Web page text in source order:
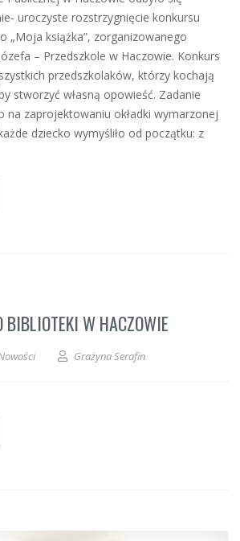
uroczyste rozstrzygnięcie konkursu
„Moja książka”, zorganizowanego
– Przedszkole w Haczowie. Konkurs
przedszkolaków, którzy kochają
stworzyć własną opowieść. Zadanie
na zaprojektowaniu okładki wymarzonej
dziecko wymyśliło od początku: z
BIBLIOTEKI W HACZOWIE
Grażyna Serafin